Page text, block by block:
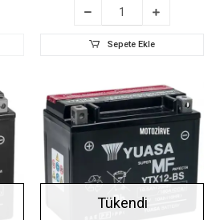
Sepete Ekle
Tükendi